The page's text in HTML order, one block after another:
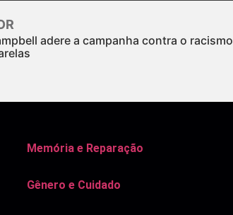
adere a campanha contra o racismo
Memória e Reparação
Gênero e Cuidado